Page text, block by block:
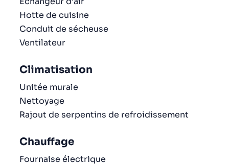
Hotte de cuisine
Conduit de sécheuse
Ventilateur
Climatisation
Unitée murale
Nettoyage
Rajout de serpentins de refroidissement
Chauffage
Fournaise électrique